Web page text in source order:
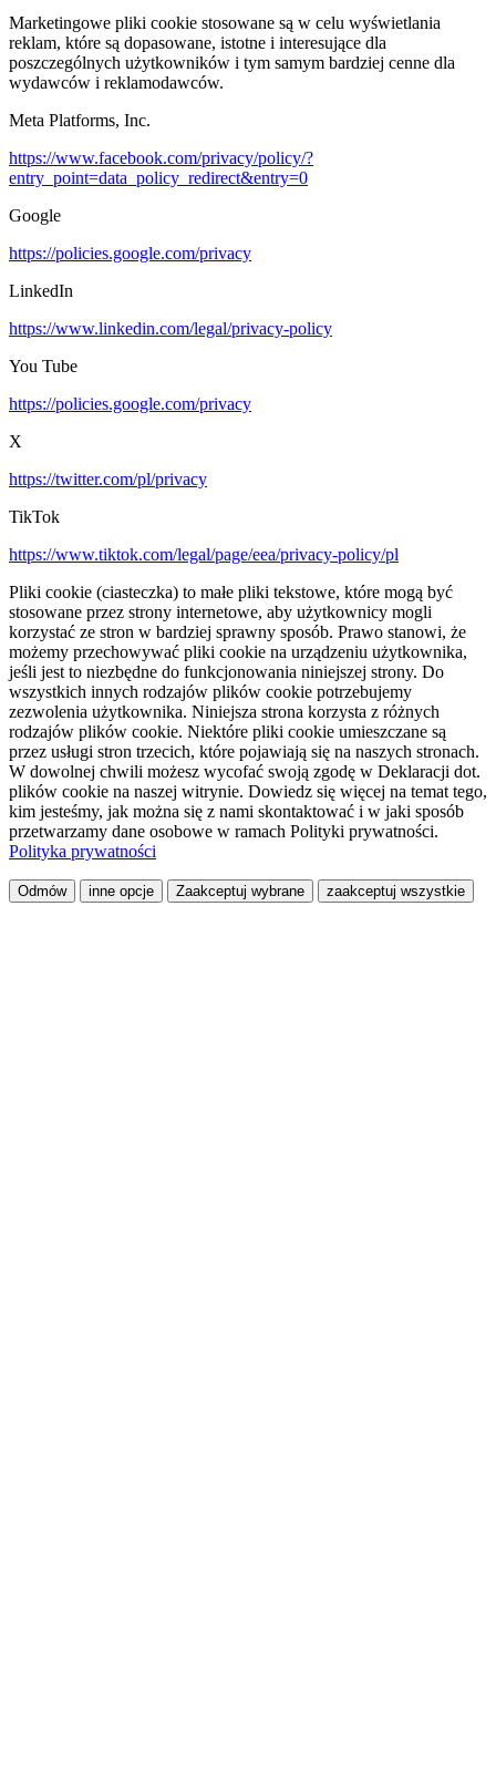
Marketingowe pliki cookie stosowane są w celu wyświetlania
reklam, które są dopasowane, istotne i interesujące dla
poszczególnych użytkowników i tym samym bardziej cenne dla
wydawców i reklamodawców.
Meta Platforms, Inc.
https://www.facebook.com/privacy/policy/?
entry_point=data_policy_redirect&entry=0
Google
https://policies.google.com/privacy
LinkedIn
https://www.linkedin.com/legal/privacy-policy
You Tube
https://policies.google.com/privacy
X
https://twitter.com/pl/privacy
TikTok
https://www.tiktok.com/legal/page/eea/privacy-policy/pl
Pliki cookie (ciasteczka) to małe pliki tekstowe, które mogą być
stosowane przez strony internetowe, aby użytkownicy mogli
korzystać ze stron w bardziej sprawny sposób. Prawo stanowi, że
możemy przechowywać pliki cookie na urządzeniu użytkownika,
jeśli jest to niezbędne do funkcjonowania niniejszej strony. Do
wszystkich innych rodzajów plików cookie potrzebujemy
zezwolenia użytkownika. Niniejsza strona korzysta z różnych
rodzajów plików cookie. Niektóre pliki cookie umieszczane są
przez usługi stron trzecich, które pojawiają się na naszych stronach.
W dowolnej chwili możesz wycofać swoją zgodę w Deklaracji dot.
plików cookie na naszej witrynie. Dowiedz się więcej na temat tego,
kim jesteśmy, jak można się z nami skontaktować i w jaki sposób
przetwarzamy dane osobowe w ramach Polityki prywatności.
Polityka prywatności
Odmów inne opcje Zaakceptuj wybrane zaakceptuj wszystkie